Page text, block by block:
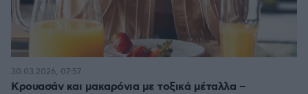
Κρουασάν και μακαρόνια με τοξικά μέταλλα –
30.03.2026, 07:57